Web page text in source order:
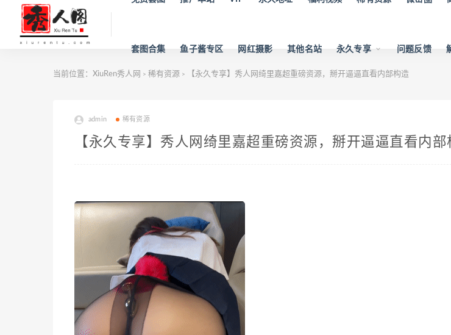
套图合集 鱼子酱专区 网红摄影 其他名站 永久专享 问题反馈
当前位置： XiuRen秀人网 > 稀有资源 > 【永久专享】秀人网绮里嘉超重磅资源，掰开逼逼直看内部构造
admin 稀有资源
【永久专享】秀人网绮里嘉超重磅资源，掰开逼逼直看内部